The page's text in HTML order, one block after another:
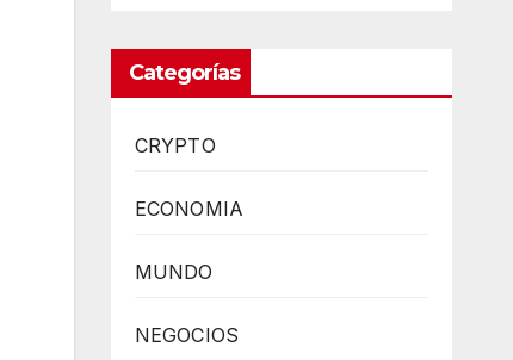
Categorías
CRYPTO
ECONOMIA
MUNDO
NEGOCIOS